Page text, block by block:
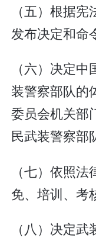
（五）根据
发布决定和命
（六）决定
装警察部队的
委员会机关部
民武装警察部
（七）依照
免、培训、考
（八）决定